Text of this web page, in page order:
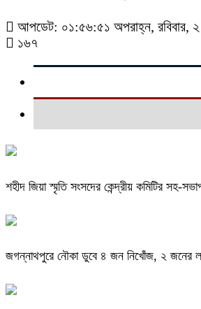
আপডেট: ০১:৫৬:৫১ অপরাহ্ন, রবিবার, ২
১৬৭
শহীদ জিয়া স্মৃতি সংসদের কেন্দ্রীয় কমিটির সহ-
জগন্নাথপুরে নৌকা ডুবে ৪ জন নিখোঁজ, ২ জনের